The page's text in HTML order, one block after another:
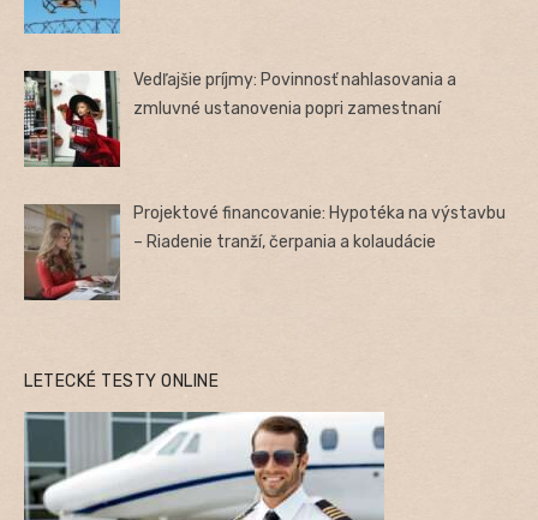
Vedľajšie príjmy: Povinnosť nahlasovania a
zmluvné ustanovenia popri zamestnaní
Projektové financovanie: Hypotéka na výstavbu
– Riadenie tranží, čerpania a kolaudácie
LETECKÉ TESTY ONLINE